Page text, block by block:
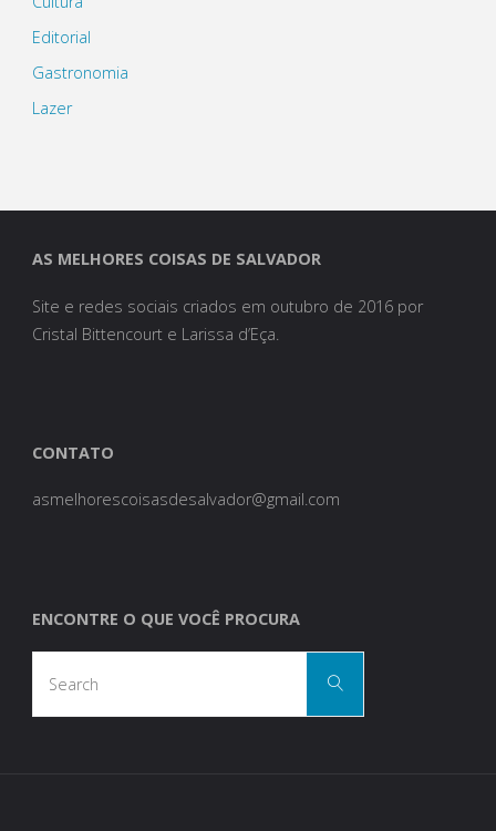
Editorial
Gastronomia
Lazer
AS MELHORES COISAS DE SALVADOR
Site e redes sociais criados em outubro de 2016 por
Cristal Bittencourt e Larissa d’Eça.
CONTATO
asmelhorescoisasdesalvador@gmail.com
ENCONTRE O QUE VOCÊ PROCURA
Search